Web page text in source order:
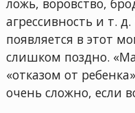
агрессивность и т.
появляется в этот
слишком поздно.
«отказом от
очень сложно, если